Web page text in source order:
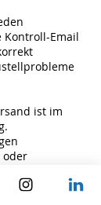
Kontroll-Email
ist im
oder